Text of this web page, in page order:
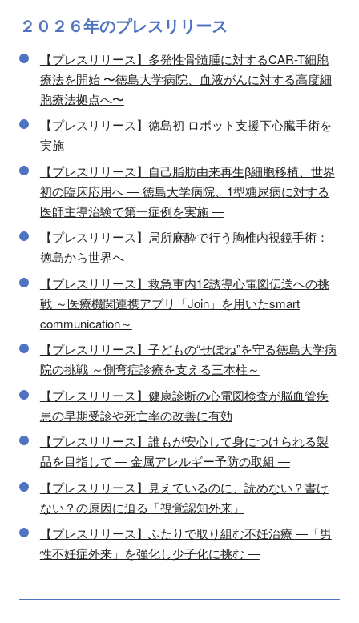
２０２６年のプレスリリース
【プレスリリース】多発性骨髄腫に対するCAR-T細胞
療法を開始 〜徳島大学病院、血液がんに対する高度細
胞療法拠点へ〜
【プレスリリース】徳島初 ロボット支援下心臓手術を
実施
【プレスリリース】自己脂肪由来再生β細胞移植、世界
初の臨床応用へ ― 徳島大学病院、1型糖尿病に対する
医師主導治験で第一症例を実施 ―
【プレスリリース】局所麻酔で行う胸椎内視鏡手術：
徳島から世界へ
【プレスリリース】救急車内12誘導心電図伝送への挑
戦 ～医療機関連携アプリ「Join」を用いたsmart
communication～
【プレスリリース】子どもの“せぼね”を守る徳島大学病
院の挑戦 ～側弯症診療を支える三本柱～
【プレスリリース】健康診断の心電図検査が脳血管疾
患の早期受診や死亡率の改善に有効
【プレスリリース】誰もが安心して身につけられる製
品を目指して ― 金属アレルギー予防の取組 ―
【プレスリリース】見えているのに、読めない？書け
ない？の原因に迫る「視覚認知外来」
【プレスリリース】ふたりで取り組む不妊治療 ―「男
性不妊症外来」を強化し少子化に挑む ―